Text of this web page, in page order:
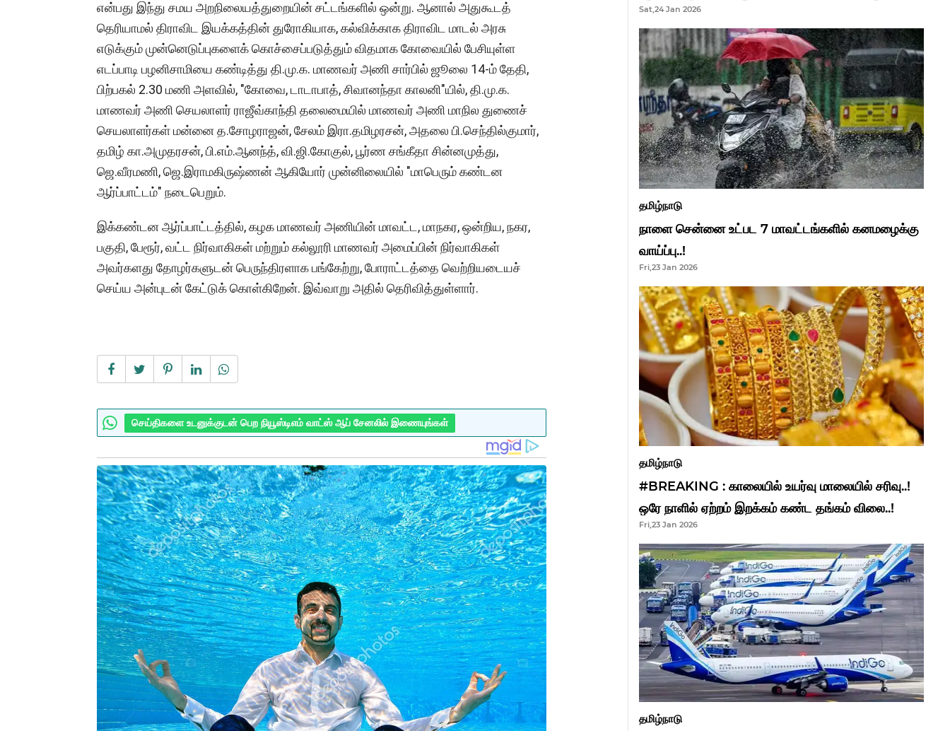
என்பது இந்து சமய அறநிலையத்துறையின் சட்டங்களில் ஒன்று. ஆனால் அதுகூடத்
தெரியாமல் திராவிட இயக்கத்தின் துரோகியாக, கல்விக்காக திராவிட மாடல் அரசு
எடுக்கும் முன்னெடுப்புகளைக் கொச்சைப்படுத்தும் விதமாக கோவையில் பேசியுள்ள
எடப்பாடி பழனிசாமியை கண்டித்து தி.மு.க. மாணவர் அணி சார்பில் ஜூலை 14-ம் தேதி,
பிற்பகல் 2.30 மணி அளவில், "கோவை, டாடாபாத், சிவானந்தா காலனி"யில், தி.மு.க.
மாணவர் அணி செயலாளர் ராஜீவ்காந்தி தலைமையில் மாணவர் அணி மாநில துணைச்
செயலாளர்கள் மன்னை த.சோழராஜன், சேலம் இரா.தமிழரசன், அதலை பி.செந்தில்குமார்,
தமிழ் கா.அமுதரசன், பி.எம்.ஆனந்த், வி.ஜி.கோகுல், பூர்ண சங்கீதா சின்னமுத்து,
ஜெ.வீரமணி, ஜெ.இராமகிருஷ்ணன் ஆகியோர் முன்னிலையில் "மாபெரும் கண்டன
ஆர்ப்பாட்டம்" நடைபெறும்.
இக்கண்டன ஆர்ப்பாட்டத்தில், கழக மாணவர் அணியின் மாவட்ட, மாநகர, ஒன்றிய, நகர,
பகுதி, பேரூர், வட்ட நிர்வாகிகள் மற்றும் கல்லூரி மாணவர் அமைப்பின் நிர்வாகிகள்
அவர்களது தோழர்களுடன் பெருந்திரளாக பங்கேற்று, போராட்டத்தை வெற்றியடையச்
செய்ய அன்புடன் கேட்டுக் கொள்கிறேன். இவ்வாறு அதில் தெரிவித்துள்ளார்.
செய்திகளை உடனுக்குடன் பெற நியூஸ்டிஎம் வாட்ஸ் ஆப் சேனலில் இணையுங்கள்
ஆசிரியர்களுக்கு ஜாக்பாட்!
Sat,24 Jan 2026
தமிழ்நாடு
நாளை சென்னை உட்பட 7 மாவட்டங்களில் கனமழைக்கு
வாய்ப்பு..!
Fri,23 Jan 2026
தமிழ்நாடு
#BREAKING : காலையில் உயர்வு மாலையில் சரிவு..!
ஒரே நாளில் ஏற்றம் இறக்கம் கண்ட தங்கம் விலை..!
Fri,23 Jan 2026
தமிழ்நாடு